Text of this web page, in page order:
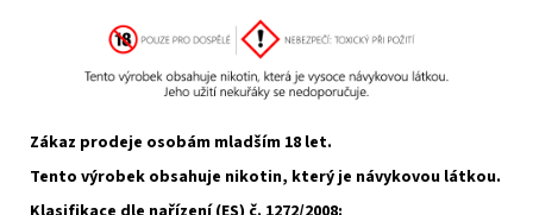
Zákaz prodeje osobám mladším 18 let.
Tento výrobek obsahuje nikotin, který je návykovou látkou.